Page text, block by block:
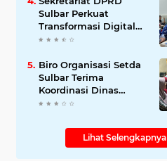
Sulbar Perkuat
Transformasi Digital
melalui PKS
Kependudukan
Biro Organisasi Setda
Sulbar Terima
Koordinasi Dinas
Perpusip Bahas
Lihat Selengkapnya